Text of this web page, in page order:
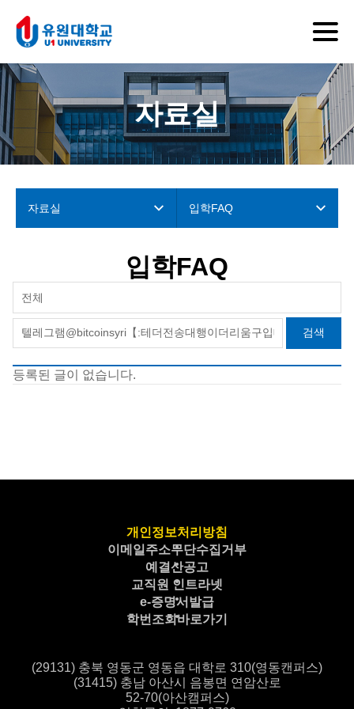
자료실
자료실 입학FAQ
입학FAQ
전체
검색
등록된 글이 없습니다.
개인정보처리방침
이메일주소무단수집거부
예결산공고
교직원 인트라넷
e-증명서발급
학번조회바로가기
(29131) 충북 영동군 영동읍 대학로 310(영동캔퍼스)
(31415) 충남 아산시 음봉면 연암산로
52-70(아산캠퍼스)